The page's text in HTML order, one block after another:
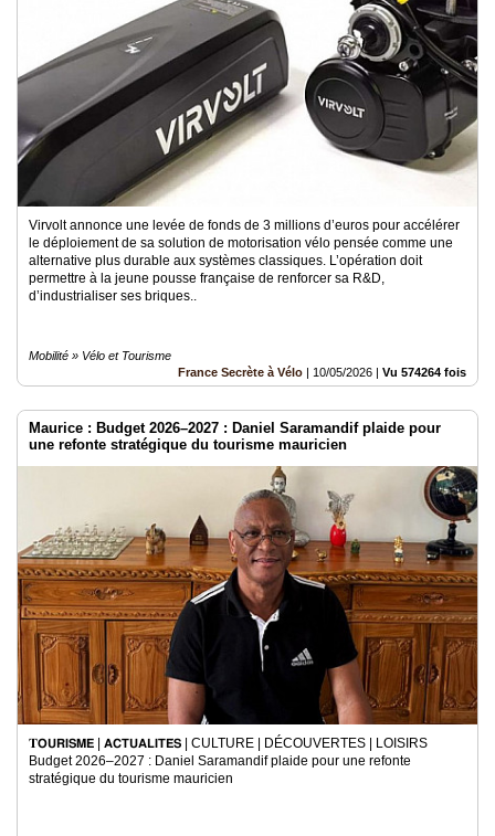
Virvolt annonce une levée de fonds de 3 millions d’euros pour accélérer
le déploiement de sa solution de motorisation vélo pensée comme une
alternative plus durable aux systèmes classiques. L’opération doit
permettre à la jeune pousse française de renforcer sa R&D,
d’industrialiser ses briques..
Mobilité » Vélo et Tourisme
France Secrète à Vélo | 10/05/2026 | Vu 574264 fois
Maurice : Budget 2026–2027 : Daniel Saramandif plaide pour
une refonte stratégique du tourisme mauricien
𝐓𝗢𝗨𝗥𝗜𝗦𝗠𝗘 | 𝗔𝗖𝗧𝗨𝗔𝗟𝗜𝗧𝗘́𝗦 | CULTURE | DÉCOUVERTES | LOISIRS
Budget 2026–2027 : Daniel Saramandif plaide pour une refonte
stratégique du tourisme mauricien